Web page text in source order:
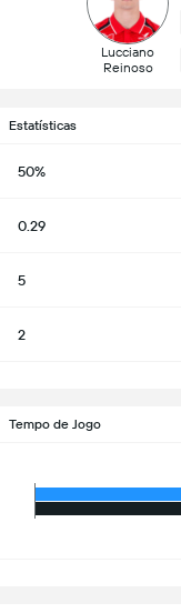
Lucciano
Reinoso
Estatísticas
50%
0.29
5
2
Tempo de Jogo